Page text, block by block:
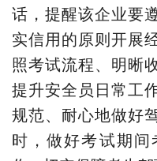
话，提醒该企业要
实信用的原则开展
照考试流程、明晰
提升安全员日常工
规范、耐心地做好
时，做好考试期